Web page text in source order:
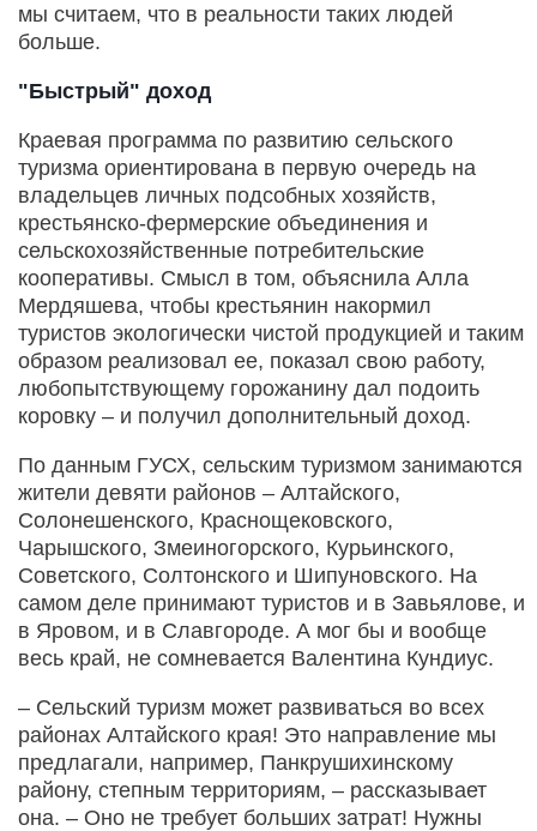
мы считаем, что в реальности таких людей
больше.
"Быстрый" доход
Краевая программа по развитию сельского
туризма ориентирована в первую очередь на
владельцев личных подсобных хозяйств,
крестьянско-фермерские объединения и
сельскохозяйственные потребительские
кооперативы. Смысл в том, объяснила Алла
Мердяшева, чтобы крестьянин накормил
туристов экологически чистой продук­цией и таким
образом реализовал ее, показал свою работу,
любопытствующему горожанину дал подоить
коровку – и получил дополнительный доход.
По данным ГУСХ, сельским туризмом занимаются
жители девяти районов – Алтайского,
Солонешенского, Краснощековского,
Чарышского, Змеиногорского, Курьинского,
Советского, Солтонского и Шипуновского. На
самом деле принимают туристов и в Завьялове, и
в Яровом, и в Славгороде. А мог бы и вообще
весь край, не сомневается Валентина Кундиус.
– Сельский туризм может развиваться во всех
районах Алтай­ского края! Это направление мы
предлагали, например, Панкрушихинскому
району, степным территориям, – рассказывает
она. – Оно не требует больших затрат! Нужны